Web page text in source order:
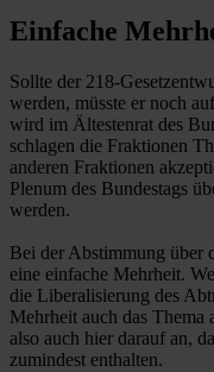
Einfache
Sollte der 218-
werden, müsste er noch
wird im Ältestenrat des
schlagen die Fraktionen
anderen Fraktionen
Plenum des Bundestags
werden.
Bei der Abstimmung über
eine einfache Mehrheit.
die Liberalisierung des
Mehrheit auch das Thema
also auch hier darauf an,
zumindest enthalten.